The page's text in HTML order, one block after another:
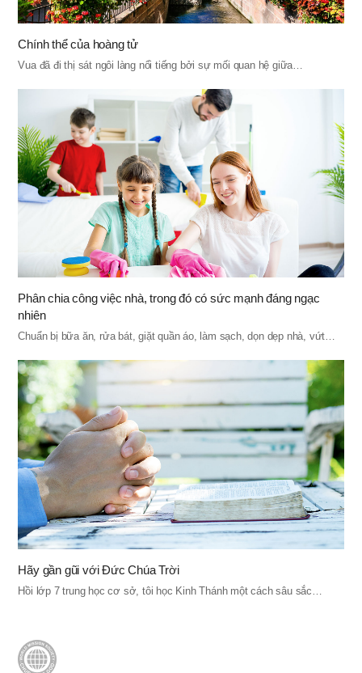
Chính thể của hoàng tử
Vua đã đi thị sát ngôi làng nổi tiếng bởi sự mối quan hệ giữa…
Phân chia công việc nhà, trong đó có sức mạnh đáng ngạc
nhiên
Chuẩn bị bữa ăn, rửa bát, giặt quần áo, làm sạch, dọn dẹp nhà, vứt…
Hãy gần gũi với Đức Chúa Trời
Hồi lớp 7 trung học cơ sở, tôi học Kinh Thánh một cách sâu sắc…